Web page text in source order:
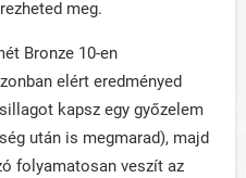
meg.
Bronze 10-en
elért eredményed
kapsz egy győzelem
után is megmarad), majd
folyamatosan veszít az